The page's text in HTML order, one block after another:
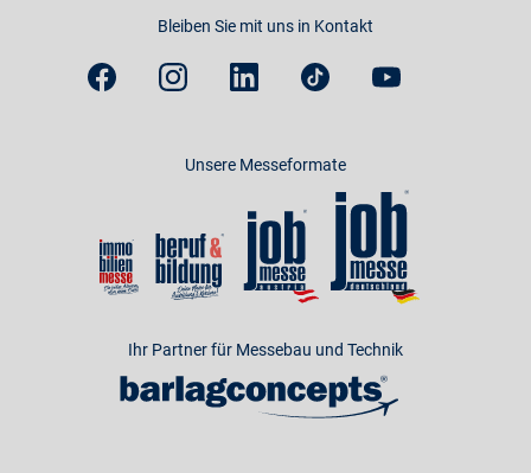
Bleiben Sie mit uns in Kontakt
Unsere Messeformate
Ihr Partner für Messebau und Technik